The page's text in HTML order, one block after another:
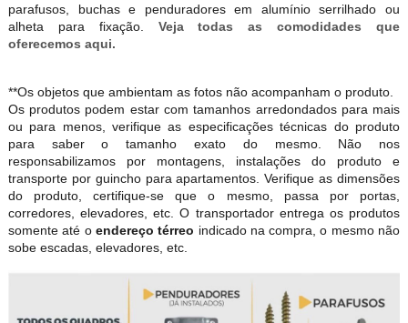
parafusos, buchas e penduradores em alumínio serrilhado ou
alheta para fixação. Veja todas as comodidades que
oferecemos aqui.
**Os objetos que ambientam as fotos não acompanham o produto.
Os produtos podem estar com tamanhos arredondados para mais
ou para menos, verifique as especificações técnicas do produto
para saber o tamanho exato do mesmo. Não nos
responsabilizamos por montagens, instalações do produto e
transporte por guincho para apartamentos. Verifique as dimensões
do produto, certifique-se que o mesmo, passa por portas,
corredores, elevadores, etc. O transportador entrega os produtos
somente até o endereço térreo indicado na compra, o mesmo não
sobe escadas, elevadores, etc.